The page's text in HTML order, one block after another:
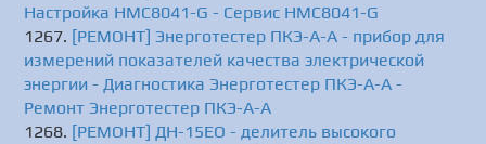
Настройка HMC8041-G - Сервис HMC8041-G
[РЕМОНТ] Энерготестер ПКЭ-А-А - прибор для
измерений показателей качества электрической
энергии - Диагностика Энерготестер ПКЭ-А-А -
Ремонт Энерготестер ПКЭ-А-А
[РЕМОНТ] ДН-15ЕО - делитель высокого